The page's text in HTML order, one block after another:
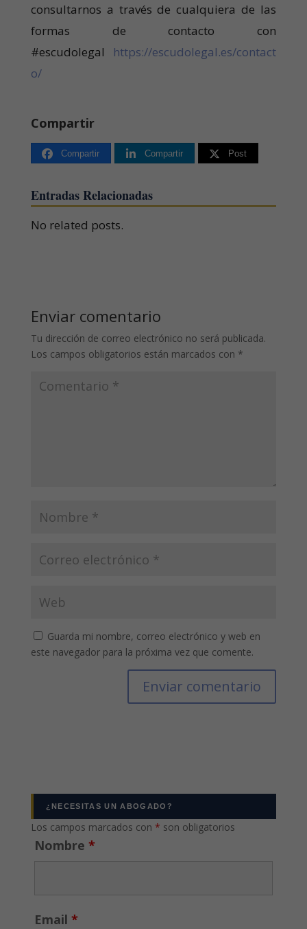
consultarnos a través de cualquiera de las
formas de contacto con
#escudolegal https://escudolegal.es/contact
o/
Compartir
Compartir Compartir Post
Entradas Relacionadas
No related posts.
Enviar comentario
Tu dirección de correo electrónico no será publicada.
Los campos obligatorios están marcados con *
Guarda mi nombre, correo electrónico y web en
este navegador para la próxima vez que comente.
¿NECESITAS UN ABOGADO?
Los campos marcados con * son obligatorios
Nombre *
Email *